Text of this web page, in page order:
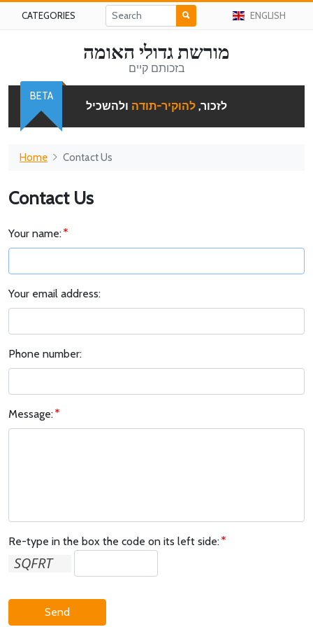
CATEGORIES ENGLISH
מורשת גדולי האומה
בזכותם קיים
לזכור, להוקיר-תודה ולהשכיל
BETA
Home Contact Us
Contact Us
Your name:
Your email address:
Phone number:
Message:
Re-type in the box the code on its left side:
Send